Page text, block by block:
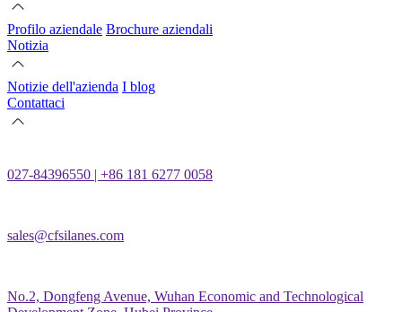
Profilo aziendale Brochure aziendali
Notizia
Notizie dell'azienda I blog
Contattaci
027-84396550 | +86 181 6277 0058
sales@cfsilanes.com
No.2, Dongfeng Avenue, Wuhan Economic and Technological